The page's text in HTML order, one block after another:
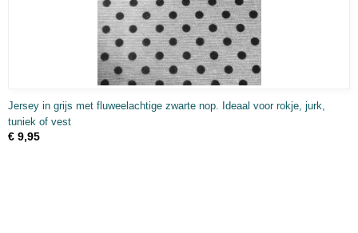
Jersey in grijs met fluweelachtige zwarte nop. Ideaal voor rokje, jurk,
tuniek of vest
€ 9,95